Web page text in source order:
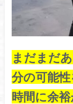
まだまだ
分の可能
時間に余